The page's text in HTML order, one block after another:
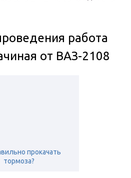
работа
от ВАЗ-2108
прокачать
тормоза?